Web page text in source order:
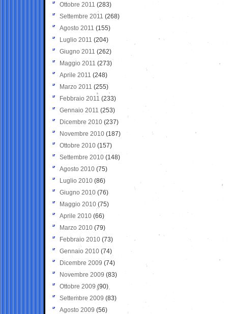
Ottobre 2011 (283)
Settembre 2011 (268)
Agosto 2011 (155)
Luglio 2011 (204)
Giugno 2011 (262)
Maggio 2011 (273)
Aprile 2011 (248)
Marzo 2011 (255)
Febbraio 2011 (233)
Gennaio 2011 (253)
Dicembre 2010 (237)
Novembre 2010 (187)
Ottobre 2010 (157)
Settembre 2010 (148)
Agosto 2010 (75)
Luglio 2010 (86)
Giugno 2010 (76)
Maggio 2010 (75)
Aprile 2010 (66)
Marzo 2010 (79)
Febbraio 2010 (73)
Gennaio 2010 (74)
Dicembre 2009 (74)
Novembre 2009 (83)
Ottobre 2009 (90)
Settembre 2009 (83)
Agosto 2009 (56)